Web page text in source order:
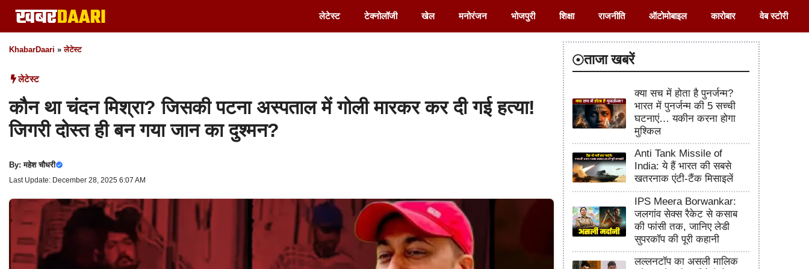
Skip
to
content
लेटेस्ट टेक्नोलॉजी खेल मनोरंजन भोजपुरी शिक्षा राजनीति ऑटोमोबाइल कारोबार वेब स्टोरी
KhabarDaari »लेटेस्ट
लेटेस्ट
कौन था चंदन मिश्रा? जिसकी पटना अस्पताल में गोली मारकर कर दी गई हत्या!
जिगरी दोस्त ही बन गया जान का दुश्मन?
By:महेश चौधरी
Last Update: December 28, 2025 6:07 AM
ताजा खबरें
क्या सच में होता है पुनर्जन्म?
भारत में पुनर्जन्म की 5 सच्ची
घटनाएं… यकीन करना होगा
मुश्किल
Anti Tank Missile of
India: ये हैं भारत की सबसे
खतरनाक एंटी-टैंक मिसाइलें
IPS Meera Borwankar:
जलगांव सेक्स रैकेट से कसाब
की फांसी तक, जानिए लेडी
सुपरकॉप की पूरी कहानी
लल्लनटॉप का असली मालिक